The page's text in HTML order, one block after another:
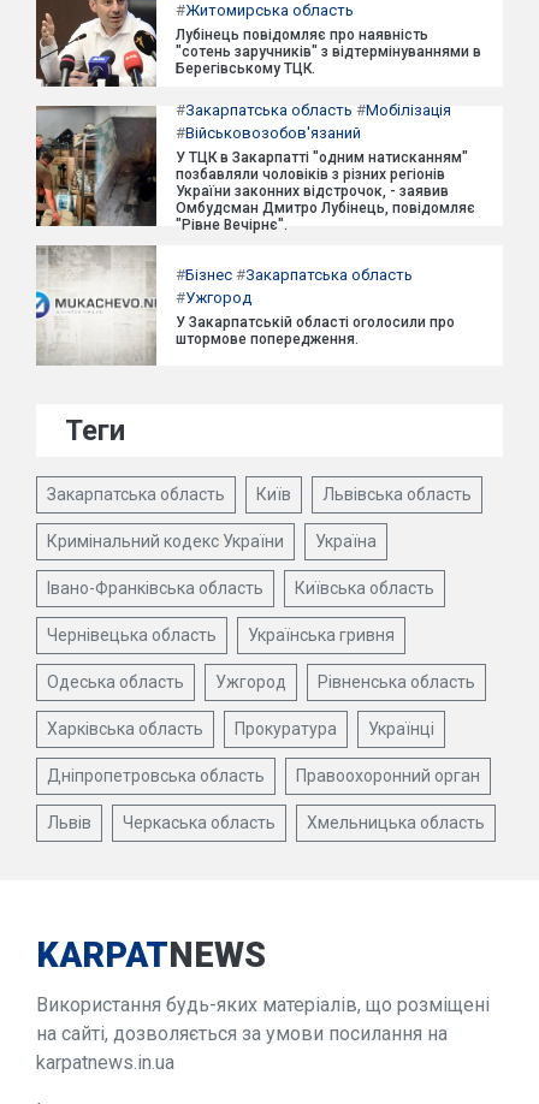
#Житомирська область
Лубінець повідомляє про наявність
"сотень заручників" з відтермінуваннями в
Берегівському ТЦК.
#Закарпатська область #Мобілізація
#Військовозобов'язаний
У ТЦК в Закарпатті "одним натисканням"
позбавляли чоловіків з різних регіонів
України законних відстрочок, - заявив
Омбудсман Дмитро Лубінець, повідомляє
"Рівне Вечірнє".
#Бізнес #Закарпатська область
#Ужгород
У Закарпатській області оголосили про
штормове попередження.
Теги
Закарпатська область Київ Львівська область
Кримінальний кодекс України Україна
Івано-Франківська область Київська область
Чернівецька область Українська гривня
Одеська область Ужгород Рівненська область
Харківська область Прокуратура Українці
Дніпропетровська область Правоохоронний орган
Львів Черкаська область Хмельницька область
KARPATNEWS
Використання будь-яких матеріалів, що розміщені
на сайті, дозволяється за умови посилання на
karpatnews.in.ua